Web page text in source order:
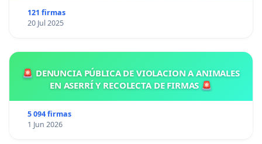
121 firmas
20 Jul 2025
🚨 DENUNCIA PÚBLICA DE VIOLACION A ANIMALES
EN ASERRÍ Y RECOLECTA DE FIRMAS 🚨
5 094 firmas
1 Jun 2026